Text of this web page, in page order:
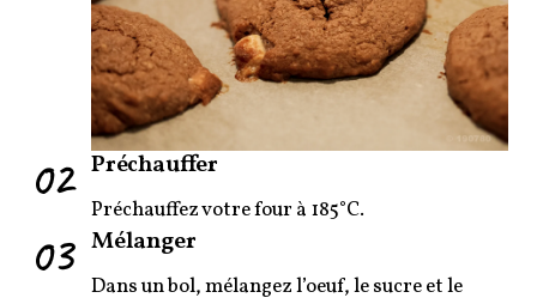
02 Préchauffer
Préchauffez votre four à 185°C.
03 Mélanger
Dans un bol, mélangez l’oeuf, le sucre et le